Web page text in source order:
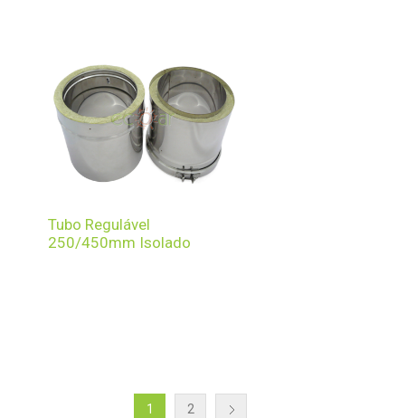
Tubo Regulável
250/450mm Isolado
1 2